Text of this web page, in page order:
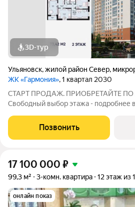
3D-тур
Ульяновск,жилой район Север,
ЖК «Гармония», 1 квартал 2030
СТАРТ ПРОДАЖ. ПРИОБРЕТАЙТЕ
Свободный выбор этажа - подробнее
для большой семьи, где каждому
отдельные комнаты для детей и
Позвонить
17 100 000 ₽
99,3 м² 3-комн. квартира 12 этаж из
онлайн показ